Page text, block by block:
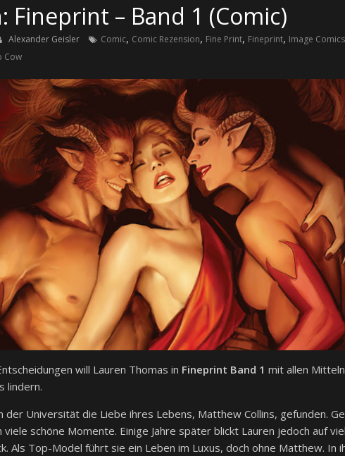
Fineprint – Band 1 (Comic)
Alexander Geisler Comic, Comic Rezension, Fine Print, Fineprint, Image Comics
Cow
will Lauren Thomas in Fineprint Band 1 mit allen
lindern.
der Universität die Liebe ihres Lebens, Matthew Collins, gefunden.
schöne Momente. Einige Jahre später blickt Lauren jedoch auf
Als Top-Model führt sie ein Leben im Luxus, doch ohne Matthew. In